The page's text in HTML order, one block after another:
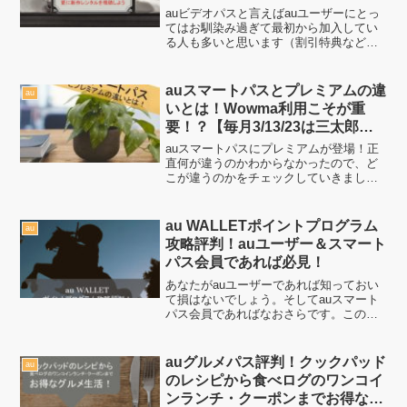
キング特集！】
auビデオパスと言えばauユーザーにとっ
てはお馴染み過ぎて最初から加入してい
る人も多いと思います（割引特典など付
ですが初回無料のため、実際に自分にと
って必要かどうかを判...
au
auスマートパスとプレミアムの違
いとは！Wowma利用こそが重
要！？【毎月3/13/23は三太郎の
日】
auスマートパスにプレミアムが登場！正
直何が違うのかわからなかったので、ど
こが違うのかをチェックしていきまし
の相乗効果も期待出来るようになりまし
た。「PayPay...
au
au WALLETポイントプログラム
攻略評判！auユーザー＆スマート
パス会員であれば必見！
あなたがauユーザーであれば知っておい
て損はないでしょう。そしてauスマート
パス会員であればなおさらです。このポ
が有るか知ってあなたのネット収入を生
み出していきまし...
au
auグルメパス評判！クックパッド
のレシピから食べログのワンコイ
ンランチ・クーポンまでお得なグ